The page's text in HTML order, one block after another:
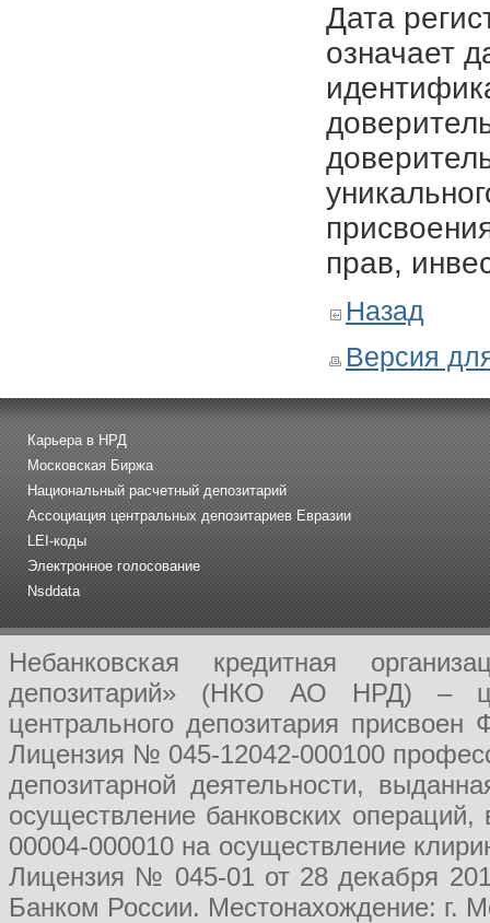
Дата
означает
прав,
Назад
Версия
Карьера в НРД
Московская Биржа
Национальный расчетный депозитарий
Ассоциация центральных депозитариев Евразии
LEI-коды
Электронное голосование
Nsddata
Небанковская кредитная
депозитарий» (НКО АО НРД) –
центрального депозитария
Лицензия № 045-12042-000100
депозитарной деятельности,
осуществление банковских
00004-000010 на осуществление
Лицензия № 045-01 от 28 декабря
Банком России. Местонахождение: г.